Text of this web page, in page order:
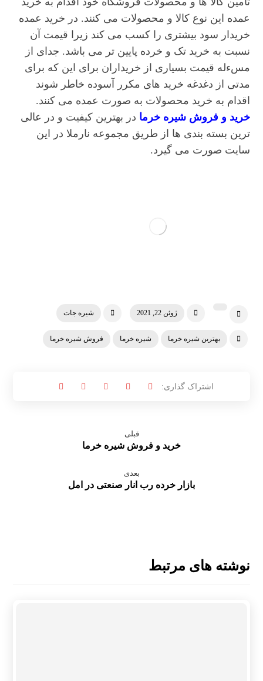
عمده این نوع کالا و محصولات می کنند. در خرید عمده
خریدار سود بیشتری را کسب می کند زیرا قیمت آن
نسبت به خرید تک و خرده پایین تر می باشد. جدای از
مسءله قیمت بسیاری از خریداران برای این که برای
مدتی از دغدغه خرید های مکرر آسوده خاطر شوند
اقدام به خرید محصولات به صورت عمده می کنند.
خرید و فروش شیره خرما در بهترین کیفیت و در عالی
ترین بسته بندی ها از طریق مجموعه نارملا در این
سایت صورت می گیرد.
ژوئن 22, 2021 شیره جات
بهترین شیره خرما شیره خرما فروش شیره خرما
قبلی
خرید و فروش شیره خرما
بعدی
بازار خرده رب انار صنعتی در امل
نوشته های مرتبط